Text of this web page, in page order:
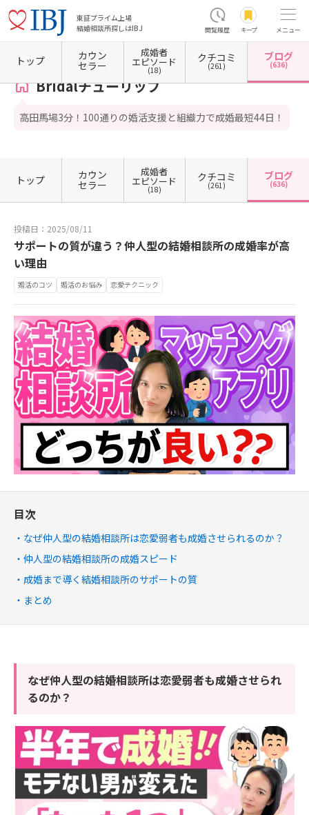
東証プライム上場
結婚相談所探しはIBJ
閲覧履歴 キープ メニュー
ホーム 東京都の結婚相談所 東京都豊島区 Bridalチューリップ カウンセラーブログ一
Bridalチューリップ
高田馬場3分！100通りの婚活支援と組織力で成婚最短44日！
トップ カウン
セラー
成婚者
エピソード
(18)
クチコミ
(261)
ブログ
(636)
トップ カウン
セラー
成婚者
エピソード
(18)
クチコミ
(261)
ブログ
(636)
投稿日：2025/08/11
サポートの質が違う？仲人型の結婚相談所の成婚率が高
い理由
婚活のコツ 婚活のお悩み 恋愛テクニック
目次
なぜ仲人型の結婚相談所は恋愛弱者も成婚させられるのか？
仲人型の結婚相談所の成婚スピード
成婚まで導く結婚相談所のサポートの質
まとめ
なぜ仲人型の結婚相談所は恋愛弱者も成婚させられ
るのか？